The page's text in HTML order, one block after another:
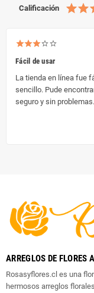
Calificación
Fácil de usar
La tienda en línea fue
sencillo. Pude
seguro y sin problemas.
ARREGLOS DE FLORES
Rosasyflores.cl es una
hermosos arreglos